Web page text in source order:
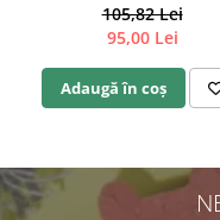
105,82 Lei
95,00 Lei
Adaugă în coș